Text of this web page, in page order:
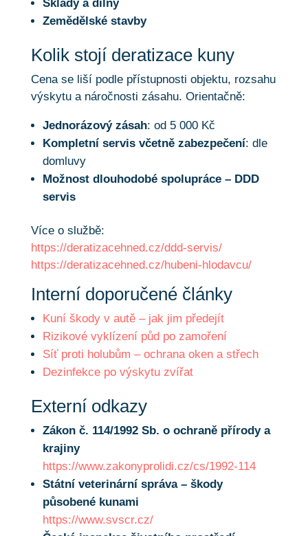
Sklady a dílny
Zemědělské stavby
Kolik stojí deratizace kuny
Cena se liší podle přístupnosti objektu, rozsahu
výskytu a náročnosti zásahu. Orientačně:
Jednorázový zásah: od 5 000 Kč
Kompletní servis včetně zabezpečení: dle
domluvy
Možnost dlouhodobé spolupráce – DDD
servis
Více o službě:
https://deratizacehned.cz/ddd-servis/
https://deratizacehned.cz/hubeni-hlodavcu/
Interní doporučené články
Kuní škody v autě – jak jim předejít
Rizikové vyklízení půd po zamoření
Síť proti holubům – ochrana oken a střech
Dezinfekce po výskytu zvířat
Externí odkazy
Zákon č. 114/1992 Sb. o ochraně přírody a
krajiny
https://www.zakonyprolidi.cz/cs/1992-114
Státní veterinární správa – škody
působené kunami
https://www.svscr.cz/